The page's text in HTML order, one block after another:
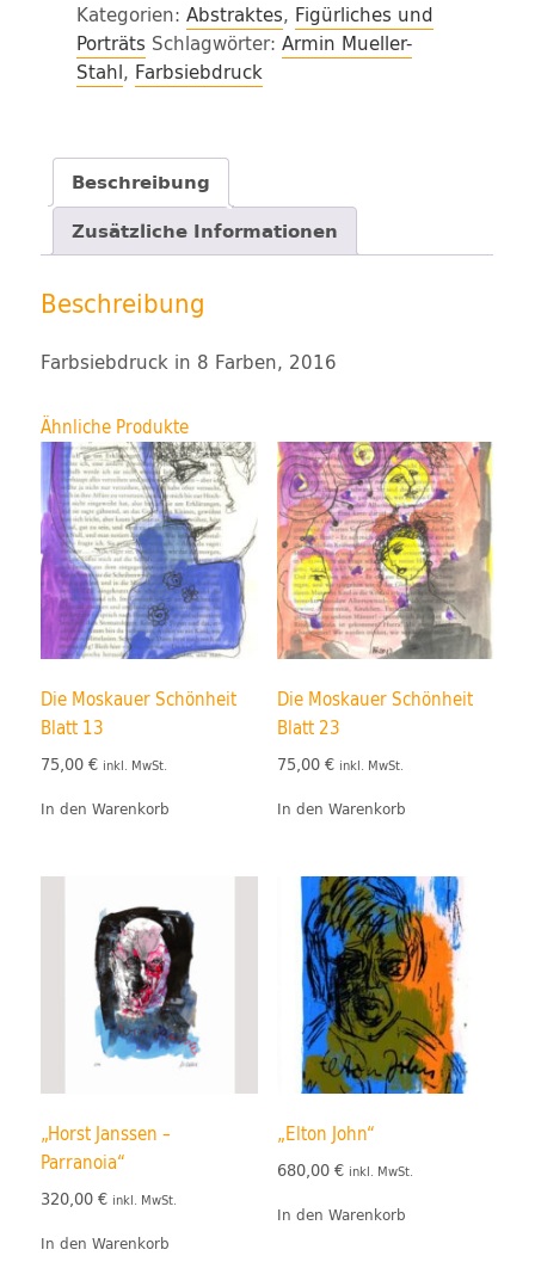
Menge
Kategorien: Abstraktes, Figürliches und
Porträts Schlagwörter: Armin Mueller-
Stahl, Farbsiebdruck
Beschreibung
Zusätzliche Informationen
Beschreibung
Farbsiebdruck in 8 Farben, 2016
Ähnliche Produkte
Die Moskauer Schönheit
Blatt 13
75,00€ inkl. MwSt.
In den Warenkorb
Die Moskauer Schönheit
Blatt 23
75,00 € inkl. MwSt.
In den Warenkorb
„Horst Janssen –
Parranoia“
320,00€ inkl. MwSt.
In den Warenkorb
„Elton John“
680,00 € inkl. MwSt.
In den Warenkorb